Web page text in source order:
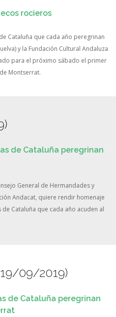
rocieros
Cataluña que cada año peregrinan
y la Fundación Cultural Andaluza
para el próximo sábado el primer
Montserrat.
de Cataluña peregrinan
General de Hermandades y
Andacat, quiere rendir homenaje
Cataluña que cada año acuden al
09/2019)
de Cataluña peregrinan